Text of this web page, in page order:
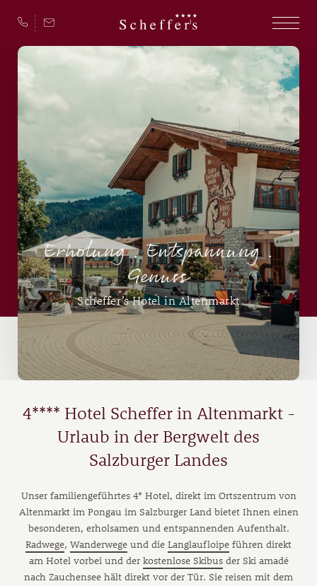
Erholung . Entspannung .
Genuss
Scheffer’s Hotel in Altenmarkt
4**** Hotel Scheffer in Altenmarkt -
Urlaub in der Bergwelt des
Salzburger Landes
Unser familiengeführtes 4* Hotel, direkt im Ortszentrum von
Altenmarkt im Pongau im Salzburger Land bietet Ihnen einen
besonderen, erholsamen und entspannenden Aufenthalt.
Radwege, Wanderwege und die Langlaufloipe führen direkt
am Hotel vorbei und der kostenlose Skibusder Ski amadé
nach Zauchensee hält direkt vor der Tür. Sie reisen mit dem